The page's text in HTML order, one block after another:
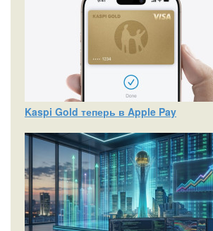
Kaspi Gold теперь в Apple Pay